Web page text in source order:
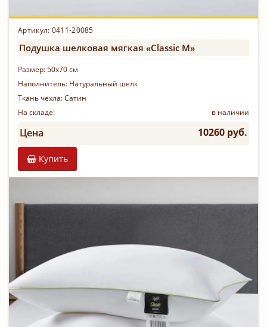
Артикул: 0411-20085
Подушка шелковая мягкая «Classic M»
Размер:50х70 см
Наполнитель: Натуральный шелк
Ткань чехла:Сатин
На складе:
в наличии
Цена 10260 руб.
Купить